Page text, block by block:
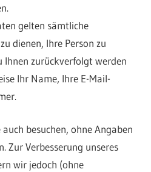
gelten sämtliche
dienen, Ihre Person zu
Ihnen zurückverfolgt werden
Ihr Name, Ihre E-Mail-
besuchen, ohne Angaben
Zur Verbesserung unseres
wir jedoch (ohne